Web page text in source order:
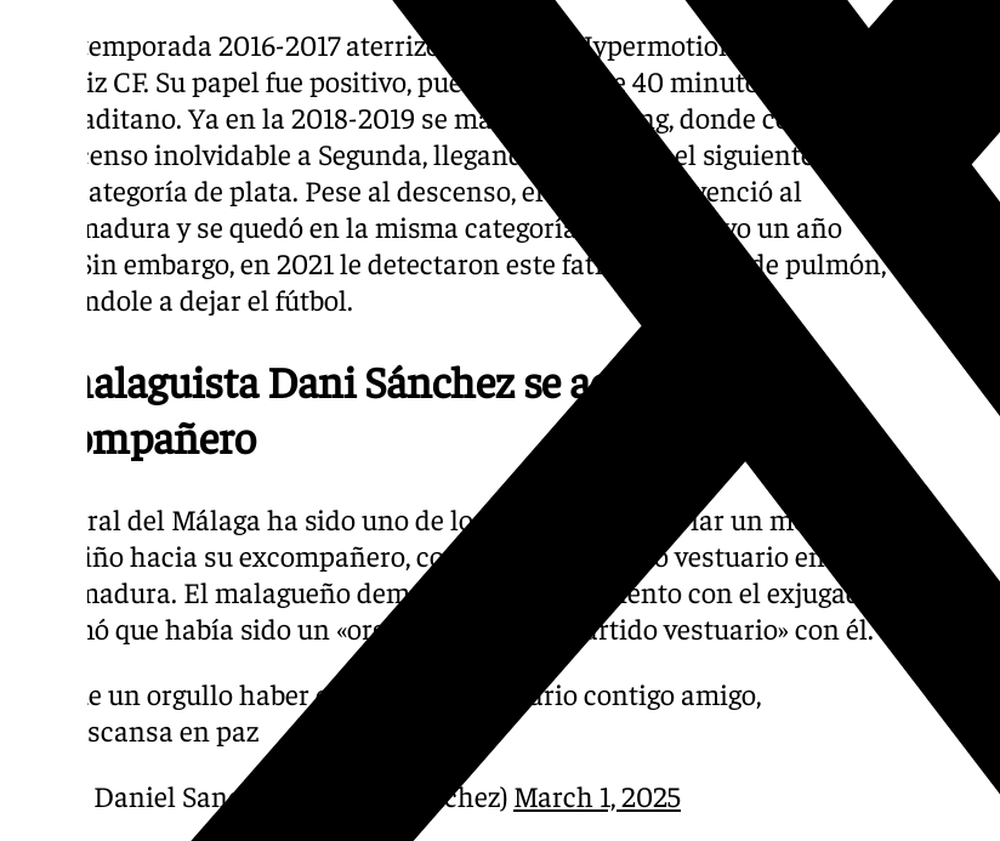
En la temporada 2016-2017 aterrizó en LaLiga Hypermotion, jugando con
el Cádiz CF. Su papel fue positivo, pues jugó más de 40 minutos con el
club gaditano. Ya en la 2018-2019 se marchó al Racing, donde consiguió
un ascenso inolvidable a Segunda, llegando a disputar el siguiente año
en la categoría de plata. Pese al descenso, el jugador convenció al
Extremadura y se quedó en la misma categoría, donde estuvo un año
más- Sin embargo, en 2021 le detectaron este fatídico cáncer de pulmón,
obligándole a dejar el fútbol.
El malaguista Dani Sánchez se acuerda de su
excompañero
El lateral del Málaga ha sido uno de los primeros en enviar un mensaje
de cariño hacia su excompañero, con quien compartió vestuario en el
Extremadura. El malagueño demostró su acercamiento con el exjugador
y afirmó que había sido un «orgullo haber compartido vestuario» con él.
Fue un orgullo haber compartido vestuario contigo amigo,
descansa en paz
— Daniel Sanchez (@Daniel3snchez) March 1, 2025